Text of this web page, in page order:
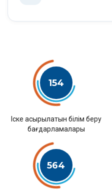
154
Іске асырылатын білім беру
бағдарламалары
564